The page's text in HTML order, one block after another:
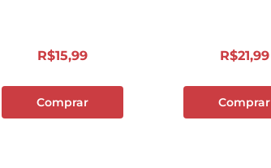
R$15,99
Comprar
R$21,99
Comprar